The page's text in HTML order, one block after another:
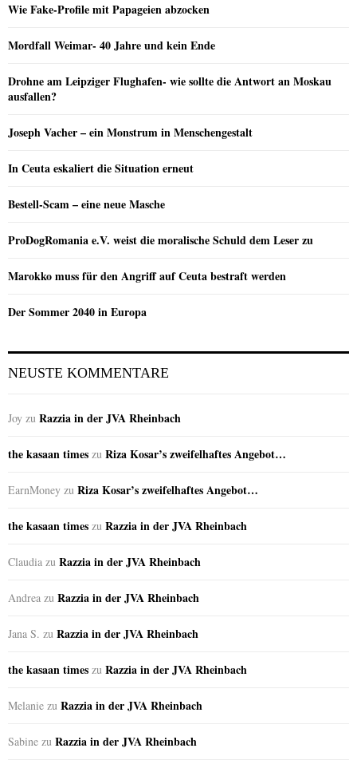
Wie Fake-Profile mit Papageien abzocken
Mordfall Weimar- 40 Jahre und kein Ende
Drohne am Leipziger Flughafen- wie sollte die Antwort an Moskau
ausfallen?
Joseph Vacher – ein Monstrum in Menschengestalt
In Ceuta eskaliert die Situation erneut
Bestell-Scam – eine neue Masche
ProDogRomania e.V. weist die moralische Schuld dem Leser zu
Marokko muss für den Angriff auf Ceuta bestraft werden
Der Sommer 2040 in Europa
NEUSTE KOMMENTARE
Joy zu Razzia in der JVA Rheinbach
the kasaan times zu Riza Kosar’s zweifelhaftes Angebot…
EarnMoney zu Riza Kosar’s zweifelhaftes Angebot…
the kasaan times zu Razzia in der JVA Rheinbach
Claudia zu Razzia in der JVA Rheinbach
Andrea zu Razzia in der JVA Rheinbach
Jana S. zu Razzia in der JVA Rheinbach
the kasaan times zu Razzia in der JVA Rheinbach
Melanie zu Razzia in der JVA Rheinbach
Sabine zu Razzia in der JVA Rheinbach